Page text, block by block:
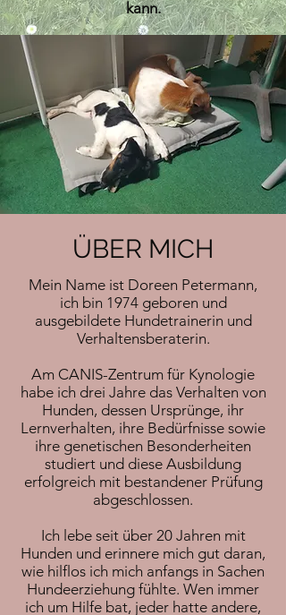
kann.
ÜBER MICH
Mein Name ist Doreen Petermann,
ich bin 1974 geboren und
ausgebildete Hundetrainerin und
Verhaltensberaterin.
Am CANIS-Zentrum für Kynologie
habe ich drei Jahre das Verhalten von
Hunden, dessen Ursprünge, ihr
Lernverhalten, ihre Bedürfnisse sowie
ihre genetischen Besonderheiten
studiert und diese Ausbildung
erfolgreich mit bestandener Prüfung
abgeschlossen.
Ich lebe seit über 20 Jahren mit
Hunden und erinnere mich gut daran,
wie hilflos ich mich anfangs in Sachen
Hundeerziehung fühlte. Wen immer
ich um Hilfe bat, jeder hatte andere,